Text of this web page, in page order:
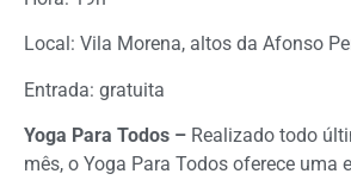
Local: Vila Morena, altos da Afonso
Entrada: gratuita
Yoga Para Todos – Realizado todo
mês, o Yoga Para Todos oferece uma